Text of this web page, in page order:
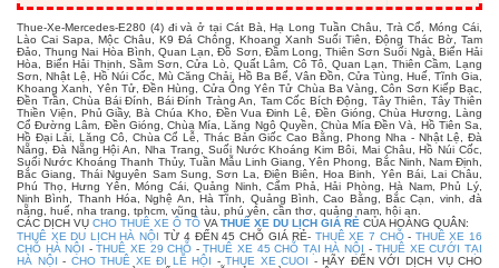
Thue-Xe-Mercedes-E280 (4) đi và ở tại Cát Bà, Hạ Long Tuần Châu, Trà Cổ, Móng Cái,
Lào Cai Sapa, Mộc Châu, K9 Đá Chông, Khoang Xanh Suối Tiên, Động Thác Bờ, Tam
Đảo, Thung Nai Hòa Bình, Quan Lạn, Đồ Sơn, Đầm Long, Thiên Sơn Suối Ngà, Biển Hải
Hòa, Biển Hải Thịnh, Sầm Sơn, Cửa Lò, Quất Lâm, Cô Tô, Quan Lạn, Thiên Cầm, Lạng
Sơn, Nhật Lệ, Hồ Núi Cốc, Mù Căng Chải, Hồ Ba Bể, Vân Đồn, Cửa Tùng, Huế, Tĩnh Gia,
Khoang Xanh, Yên Tử, Đền Hùng, Cửa Ông Yên Tử Chùa Ba Vàng, Côn Sơn Kiếp Bạc,
Đền Trần, Chùa Bái Đính, Bái Đính Tràng An, Tam Cốc Bích Động, Tây Thiên, Tây Thiên
Thiền Viện, Phủ Giầy, Bà Chúa Kho, Đền Vua Đinh Lê, Đền Gióng, Chùa Hương, Làng
Cổ Đường Lâm, Đền Gióng, Chùa Mía, Lăng Ngô Quyền, Chùa Mía Đền Và, Hồ Tiên Sa,
Hồ Đại Lải, Lăng Cô, Chùa Cổ Lễ, Thác Bản Giốc Cao Bằng, Phong Nha - Nhật Lệ, Đà
Nẵng, Đà Nẵng Hội An, Nha Trang, Suối Nước Khoáng Kim Bôi, Mai Châu, Hồ Núi Cốc,
Suối Nước Khoáng Thanh Thủy, Tuần Mẫu Linh Giang, Yên Phong, Bắc Ninh, Nam Định,
Bắc Giang, Thái Nguyên Sam Sung, Sơn La, Điện Biên, Hoa Binh, Yên Bái, Lai Châu,
Phú Thọ, Hưng Yên, Móng Cái, Quảng Ninh, Cẩm Phả, Hải Phòng, Hà Nam, Phủ Lý,
Ninh Bình, Thanh Hóa, Nghệ An, Hà Tĩnh, Quảng Bình, Cao Bằng, Bắc Cạn, vinh, đà
nẵng, huế, nha trang, tphcm, vũng tàu, phú yên, cần thơ, quảng nam, hội an.
CÁC DỊCH VỤ CHO THUÊ XE Ô TÔ VA THUÊ XE DU LỊCH GIÁ RẺ CỦA HOÀNG QUÂN:
THUÊ XE DU LỊCH HÀ NỘI TỪ 4 ĐẾN 45 CHỖ GIÁ RẺ- THUÊ XE 7 CHỖ- THUÊ XE 16
CHỖ HÀ NỘI -THUÊ XE 29 CHỖ -THUÊ XE 45 CHỖ TẠI HÀ NỘI -THUÊ XE CƯỚI TẠI
HÀ NỘI - CHO THUÊ XE ĐI LỄ HỘI -THUE XE CUOI - HÃY ĐẾN VỚI DỊCH VỤ CHO